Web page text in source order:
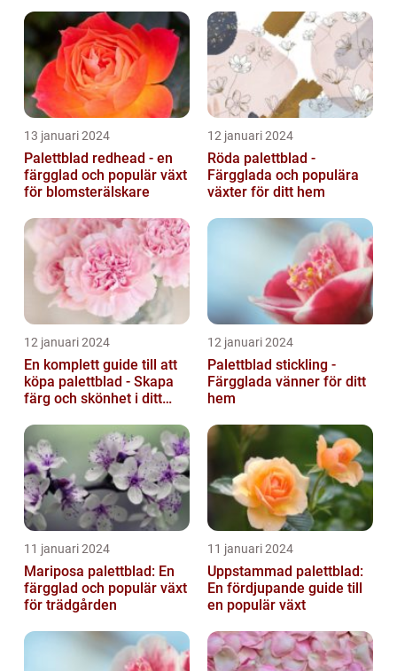
13 januari 2024
Palettblad redhead - en
färgglad och populär växt
för blomsterälskare
12 januari 2024
Röda palettblad -
Färgglada och populära
växter för ditt hem
12 januari 2024
En komplett guide till att
köpa palettblad - Skapa
färg och skönhet i ditt
12 januari 2024
Palettblad stickling -
Färgglada vänner för ditt
hem
11 januari 2024
Mariposa palettblad: En
färgglad och populär växt
för trädgården
11 januari 2024
Uppstammad palettblad:
En fördjupande guide till
en populär växt